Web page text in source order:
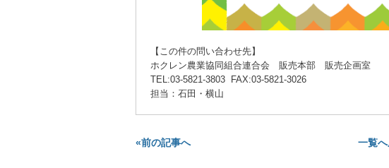
【この件の問い合わせ先】
ホクレン農業協同組合連合会 販売本部 販売企画室
TEL:03-5821-3803 FAX:03-5821-3026
担当：石田・横山
一覧
«前の記事へ